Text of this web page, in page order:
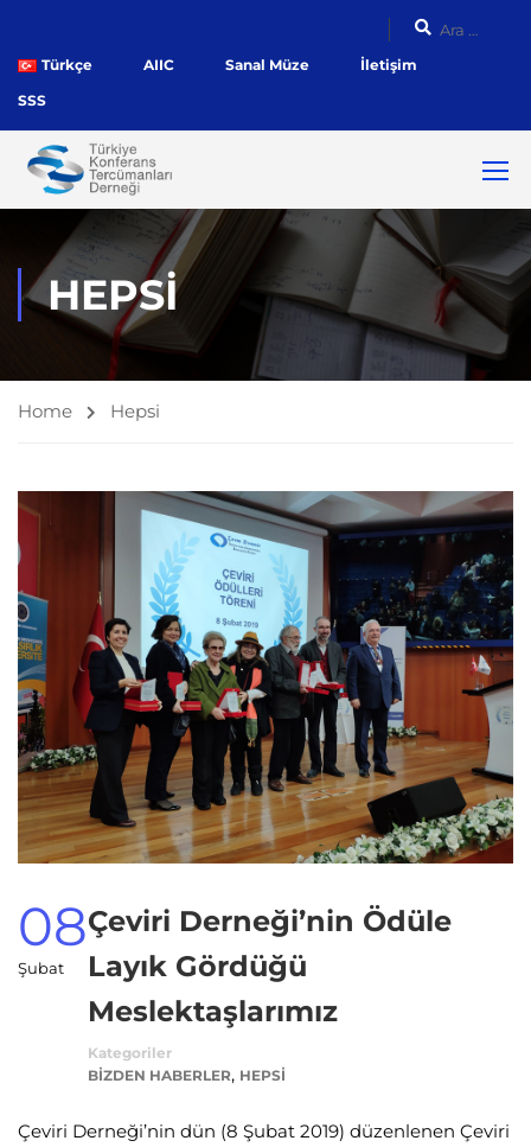
Türkçe AIIC Sanal Müze
İletişim
SSS
HEPSI
Home Hepsi
08
Şubat
Çeviri Derneği’nin Ödüle
Layık Gördüğü
Meslektaşlarımız
Kategoriler
BIZDEN HABERLER, HEPSI
Çeviri Derneği’nin dün (8 Şubat 2019) düzenlenen Çeviri